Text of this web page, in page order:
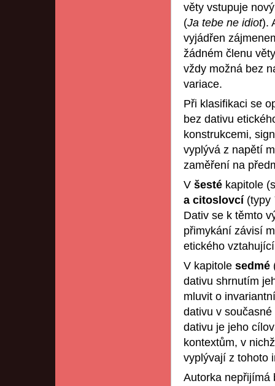
věty vstupuje
(Ja tebe ne idiot).
vyjádřen
žádném členu
vždy možná bez
variace.
Při klasifikaci se
bez dativu
konstrukcemi,
vyplývá z napětí
zaměření na
V šesté kapitole
a citoslovcí (typy
Dativ se k těmto
přimykání závisí
etického
V kapitole sedmé
dativu shrnutím
mluvit o
dativu v
dativu je jeho
kontextům, v
vyplývají z tohoto
Autorka nepřijímá